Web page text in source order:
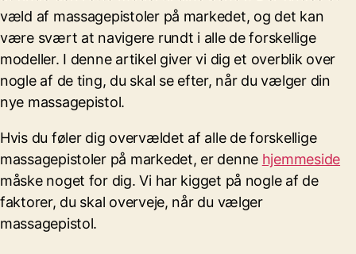
væld af massagepistoler på markedet, og det kan
være svært at navigere rundt i alle de forskellige
modeller. I denne artikel giver vi dig et overblik over
nogle af de ting, du skal se efter, når du vælger din
nye massagepistol.
Hvis du føler dig overvældet af alle de forskellige
massagepistoler på markedet, er denne hjemmeside
måske noget for dig. Vi har kigget på nogle af de
faktorer, du skal overveje, når du vælger
massagepistol.